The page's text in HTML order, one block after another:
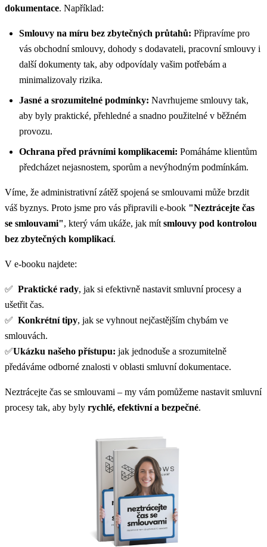
dokumentace. Například:
Smlouvy na míru bez zbytečných průtahů: Připravíme pro
vás obchodní smlouvy, dohody s dodavateli, pracovní smlouvy i
další dokumenty tak, aby odpovídaly vašim potřebám a
minimalizovaly rizika.
Jasné a srozumitelné podmínky: Navrhujeme smlouvy tak,
aby byly praktické, přehledné a snadno použitelné v běžném
provozu.
Ochrana před právními komplikacemi: Pomáháme klientům
předcházet nejasnostem, sporům a nevýhodným podmínkám.
Víme, že administrativní zátěž spojená se smlouvami může brzdit
váš byznys. Proto jsme pro vás připravili e-book "Neztrácejte čas
se smlouvami", který vám ukáže, jak mít smlouvy pod kontrolou
bez zbytečných komplikací.
V e-booku najdete:
✅ Praktické rady, jak si efektivně nastavit smluvní procesy a
ušetřit čas.
✅ Konkrétní tipy, jak se vyhnout nejčastějším chybám ve
smlouvách.
✅Ukázku našeho přístupu: jak jednoduše a srozumitelně
předáváme odborné znalosti v oblasti smluvní dokumentace.
Neztrácejte čas se smlouvami – my vám pomůžeme nastavit smluvní
procesy tak, aby byly rychlé, efektivní a bezpečné.